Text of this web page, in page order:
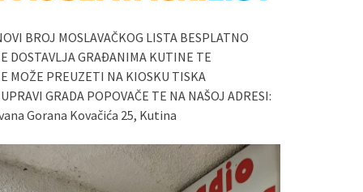
BROJ MOSLAVAČKOG LISTA BESPLATNO
DOSTAVLJA GRAĐANIMA KUTINE TE
MOŽE PREUZETI NA KIOSKU TISKA
GRADA POPOVAČE TE NA NAŠOJ ADRESI:
Gorana Kovačića 25, Kutina